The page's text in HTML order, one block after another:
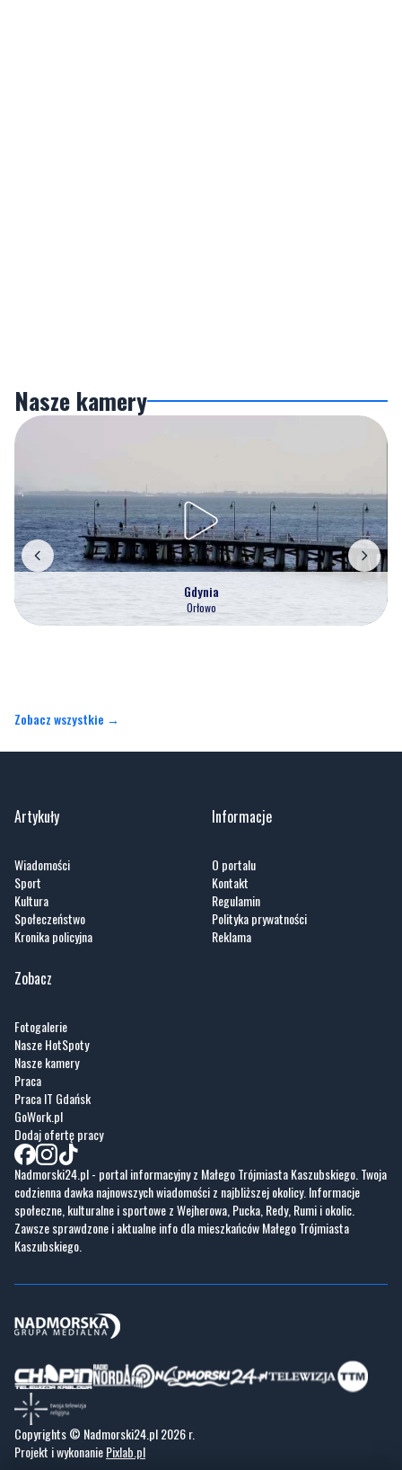
Nasze kamery
Gdynia
Orłowo
Zobacz wszystkie →
Artykuły
Wiadomości
Sport
Kultura
Społeczeństwo
Kronika policyjna
Informacje
O portalu
Kontakt
Regulamin
Polityka prywatności
Reklama
Zobacz
Fotogalerie
Nasze HotSpoty
Nasze kamery
Praca
Praca IT Gdańsk
GoWork.pl
Dodaj ofertę pracy
Nadmorski24.pl - portal informacyjny z Małego Trójmiasta Kaszubskiego. Twoja
codzienna dawka najnowszych wiadomości z najbliższej okolicy. Informacje
społeczne, kulturalne i sportowe z Wejherowa, Pucka, Redy, Rumi i okolic.
Zawsze sprawdzone i aktualne info dla mieszkańców Małego Trójmiasta
Kaszubskiego.
Copyrights © Nadmorski24.pl 2026 r.
Projekt i wykonaniePixlab.pl